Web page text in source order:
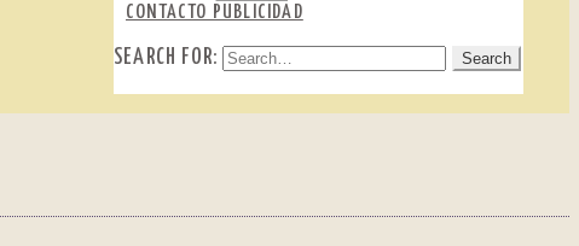
CONTACTO PUBLICIDAD
SEARCH FOR: